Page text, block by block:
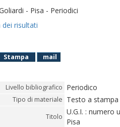
- Pisa - Periodici
dei risultati
Stampa mail
Livello bibliografico Periodico
Tipo di materiale Testo a stampa
Titolo
U.G.I. : numero
Pisa